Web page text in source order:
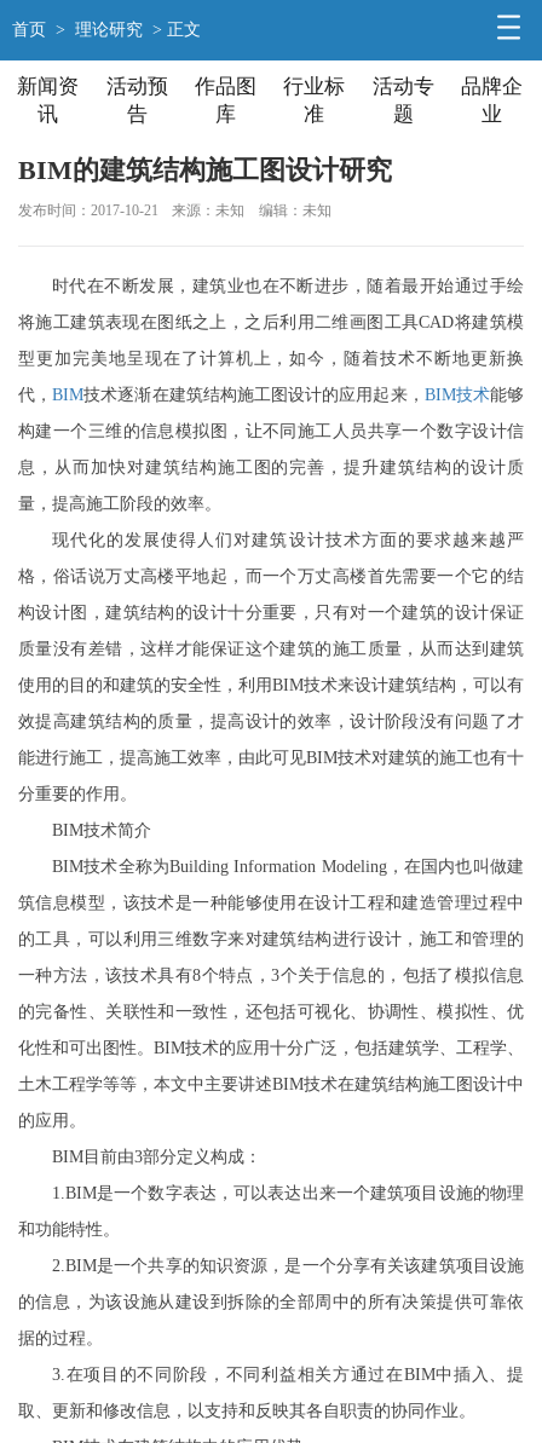
首页 > 理论研究 > 正文
新闻资
讯
活动预
告
作品图
库
行业标
准
活动专
题
品牌企
业
BIM的建筑结构施工图设计研究
发布时间：2017-10-21 来源：未知 编辑：未知
时代在不断发展，建筑业也在不断进步，随着最开始通过手绘
将施工建筑表现在图纸之上，之后利用二维画图工具CAD将建筑模
型更加完美地呈现在了计算机上，如今，随着技术不断地更新换
代，BIM技术逐渐在建筑结构施工图设计的应用起来， BIM技术能够
构建一个三维的信息模拟图，让不同施工人员共享一个数字设计信
息，从而加快对建筑结构施工图的完善，提升建筑结构的设计质
量，提高施工阶段的效率。
现代化的发展使得人们对建筑设计技术方面的要求越来越严
格，俗话说万丈高楼平地起，而一个万丈高楼首先需要一个它的结
构设计图，建筑结构的设计十分重要，只有对一个建筑的设计保证
质量没有差错，这样才能保证这个建筑的施工质量，从而达到建筑
使用的目的和建筑的安全性，利用BIM技术来设计建筑结构，可以有
效提高建筑结构的质量，提高设计的效率，设计阶段没有问题了才
能进行施工，提高施工效率，由此可见BIM技术对建筑的施工也有十
分重要的作用。
BIM技术简介
BIM技术全称为Building Information Modeling，在国内也叫做建
筑信息模型，该技术是一种能够使用在设计工程和建造管理过程中
的工具，可以利用三维数字来对建筑结构进行设计，施工和管理的
一种方法，该技术具有8个特点，3个关于信息的，包括了模拟信息
的完备性、关联性和一致性，还包括可视化、协调性、模拟性、优
化性和可出图性。BIM技术的应用十分广泛，包括建筑学、工程学、
土木工程学等等，本文中主要讲述BIM技术在建筑结构施工图设计中
的应用。
BIM目前由3部分定义构成：
1.BIM是一个数字表达，可以表达出来一个建筑项目设施的物理
和功能特性。
2.BIM是一个共享的知识资源，是一个分享有关该建筑项目设施
的信息，为该设施从建设到拆除的全部周中的所有决策提供可靠依
据的过程。
3.在项目的不同阶段，不同利益相关方通过在BIM中插入、提
取、更新和修改信息，以支持和反映其各自职责的协同作业。